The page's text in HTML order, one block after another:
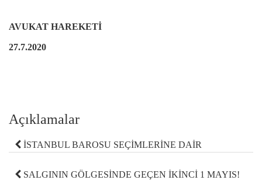
AVUKAT HAREKETİ
27.7.2020
Açıklamalar
İSTANBUL BAROSU SEÇİMLERİNE DAİR
SALGININ GÖLGESİNDE GEÇEN İKİNCİ 1 MAYIS!